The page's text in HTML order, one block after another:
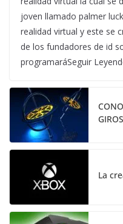
joven llamado palmer
realidad virtual y este se
de los fundadores de id
programaráSeguir
La